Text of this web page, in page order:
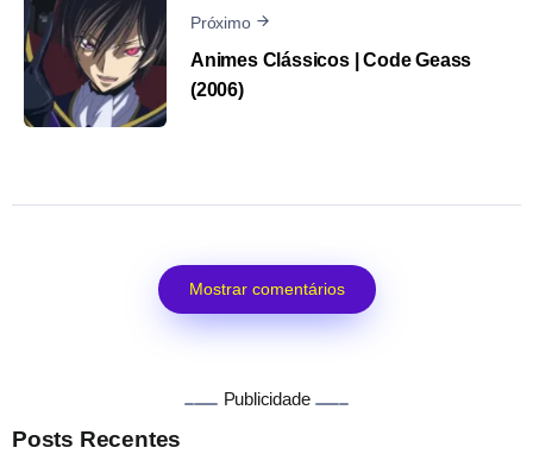
Próximo
Animes Clássicos | Code Geass
(2006)
Mostrar comentários
Publicidade
Posts Recentes